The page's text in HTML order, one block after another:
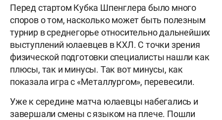
Перед стартом Кубка Шпенглера было много
споров о том, насколько может быть полезным
турнир в среднегорье относительно дальнейших
выступлений юлаевцев в КХЛ. С точки зрения
физической подготовки специалисты нашли как
плюсы, так и минусы. Так вот минусы, как
показала игра с «Металлургом», перевесили.
Уже к середине матча юлаевцы набегались и
завершали смены с языком на плече. Пошли